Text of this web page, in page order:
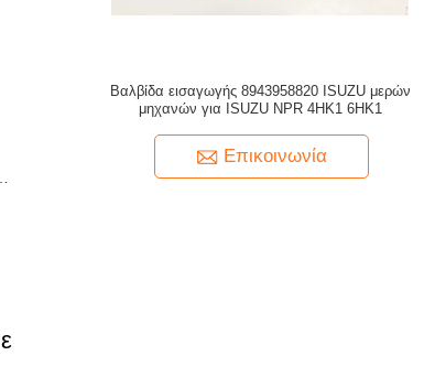
Βαλβίδα εισαγωγής 8943958820 ISUZU μερών
μηχανών για ISUZU NPR 4HK1 6HK1
Επικοινωνία